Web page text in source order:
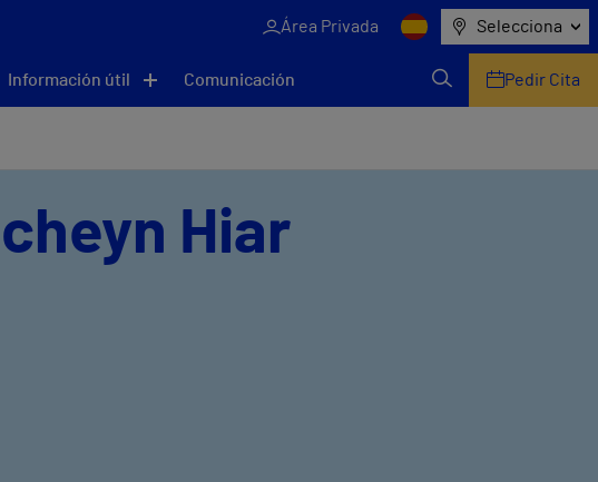
Área Privada Selecciona
Información útil Comunicación Pedir Cita
Hiar